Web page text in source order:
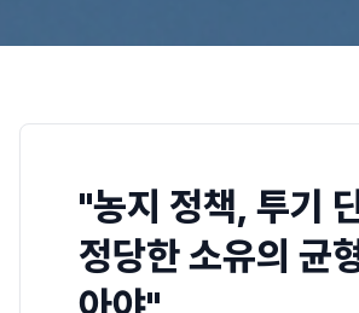
"농지 정책, 투기
정당한 소유의 균